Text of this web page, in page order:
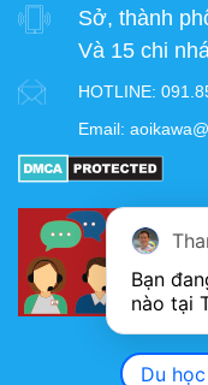
Sở, thành
Và 15 chi
HOTLINE:
Email:
Bạn
nào tại
Du